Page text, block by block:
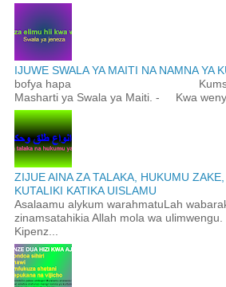
IJUWE SWALA YA MAITI NA NAMNA YA
bofya hapa
Masharti ya Swala ya Maiti. - Kwa
ZIJUE AINA ZA TALAKA, HUKUMU
KUTALIKI KATIKA UISLAMU
Asalaamu alykum warahmatuLah
zinamsatahikia Allah mola wa
Kipenz...